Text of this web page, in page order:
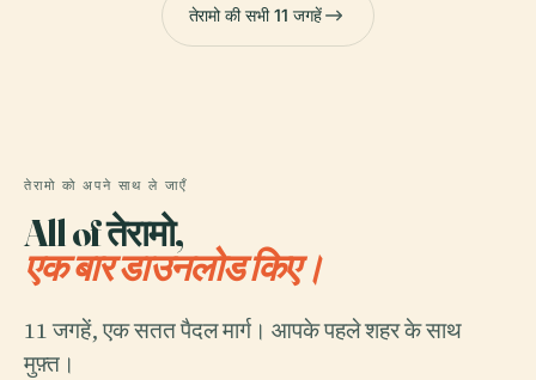
तेरामो की सभी 11 जगहें
तेरामो को अपने साथ ले जाएँ
All of तेरामो,
एक बार डाउनलोड किए।
11 जगहें, एक सतत पैदल मार्ग। आपके पहले शहर के साथ
मुफ़्त।